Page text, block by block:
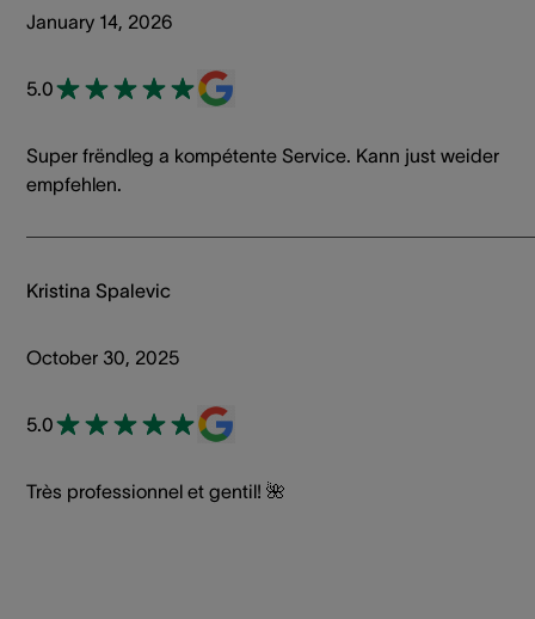
January 14, 2026
5.0
Super frëndleg a kompétente Service. Kann just weider
empfehlen.
Kristina Spalevic
October 30, 2025
5.0
Très professionnel et gentil! 🌺